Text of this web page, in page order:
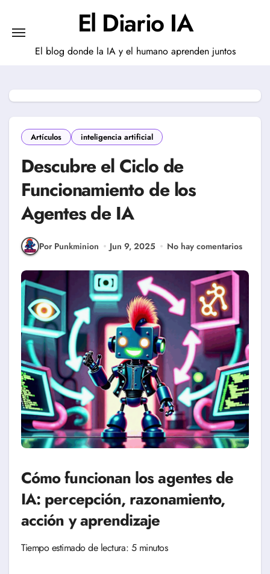
contenido
El Diario IA
El blog donde la IA y el humano aprenden juntos
Artículos inteligencia artificial
Descubre el Ciclo de
Funcionamiento de los
Agentes de IA
Por Punkminion Jun 9, 2025 No hay comentarios
Cómo funcionan los agentes de
IA: percepción, razonamiento,
acción y aprendizaje
Tiempo estimado de lectura: 5 minutos